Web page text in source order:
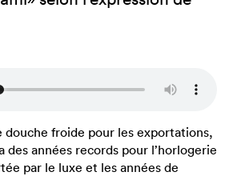
douche froide pour les exportations,
des années records pour l’horlogerie
par le luxe et les années de